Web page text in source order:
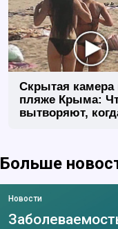
Скрытая камера
пляже Крыма:
вытворяют,
Больше
Новости